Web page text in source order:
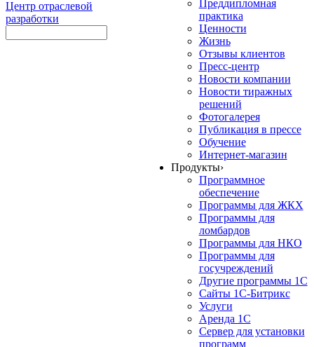
Центр отраслевой
разработки
Преддипломная
практика
Ценности
Жизнь
Отзывы клиентов
Пресс-центр
Новости компании
Новости тиражных
решений
Фотогалерея
Публикация в прессе
Обучение
Интернет-магазин
Продукты›
Программное
обеспечение
Программы для ЖКХ
Программы для
ломбардов
Программы для НКО
Программы для
госучреждений
Другие программы 1С
Сайты 1С-Битрикс
Услуги
Аренда 1С
Сервер для установки
программ